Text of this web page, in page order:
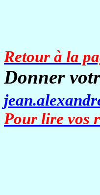
Retour à la
Donner
Pour lire vos